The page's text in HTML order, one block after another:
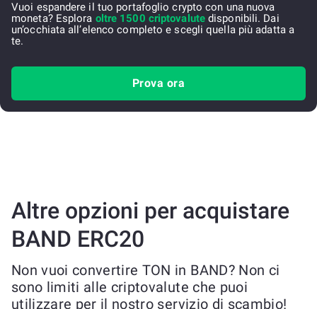
Vuoi espandere il tuo portafoglio crypto con una nuova
moneta? Esplora oltre 1500 criptovalutedisponibili. Dai
un’occhiata all’elenco completo e scegli quella più adatta a
te.
Prova ora
Altre opzioni per acquistare
BAND ERC20
Non vuoi convertire TON in BAND? Non ci
sono limiti alle criptovalute che puoi
utilizzare per il nostro servizio di scambio!